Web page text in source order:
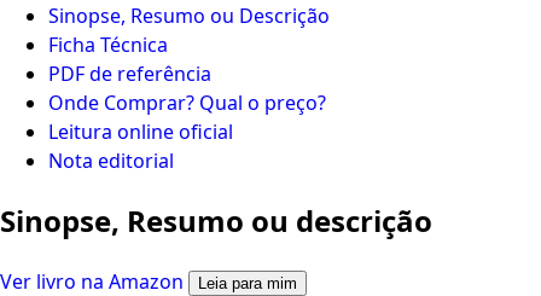
Sinopse, Resumo ou Descrição
Ficha Técnica
PDF de referência
Onde Comprar? Qual o preço?
Leitura online oficial
Nota editorial
Sinopse, Resumo ou descrição
Ver livro na Amazon Leia para mim